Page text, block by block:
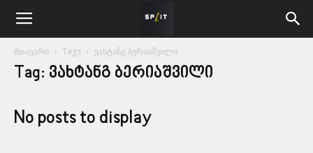
მთავარი Tags ვახტანგ ბერიაშვილი
Tag: ვახტანგ ბერიაშვილი
No posts to display